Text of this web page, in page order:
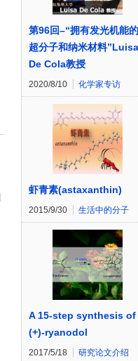
第96回–“拥有发光机能的
超分子和纳米材料”Luisa
De Cola教授
2020/8/10 化学家专访
虾青素(astaxanthin)
2015/9/30 生活中的分子
A 15-step synthesis of
(+)-ryanodol
2017/5/18 研究论文介绍